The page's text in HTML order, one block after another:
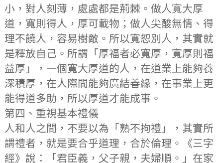
小，對人刻薄，處處都是荊棘。做人寬大厚
道，寬則得人，厚可載物；做人尖酸無情、得
理不饒人，容易樹敵。所以寬恕別人，其實就
是釋放自己。所謂「厚福者必寬厚，寬厚則福
益厚」，一個寬大厚道的人，在道業上能夠養
深積厚，在人際間能夠廣結善緣，在事業上更
能得道多助，所以厚道才能成事。
第四、重視基本禮儀
人和人之間，不要以為「熟不拘禮」，其實所
謂禮者，就是要合乎道理，合於倫理。《三字
經》說：「君臣義，父子親，夫婦順。」在家